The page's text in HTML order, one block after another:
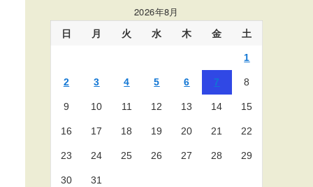
ー
2026年8月
日 月 火 水 木 金 土
1
2 3 4 5 6 7 8
9 10 11 12 13 14 15
16 17 18 19 20 21 22
23 24 25 26 27 28 29
30 31